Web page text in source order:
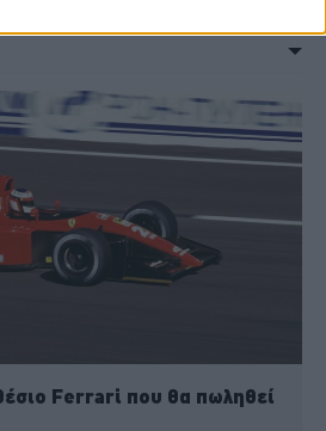
Ferrari που θα πωληθεί